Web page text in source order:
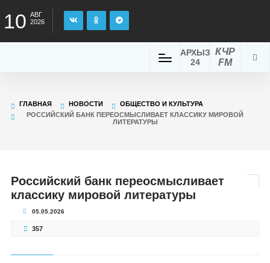
10 АВГ
2026
КЧР
FM
АРХЫЗ
24
ГЛАВНАЯ НОВОСТИ
ОБЩЕСТВО И КУЛЬТУРА
РОССИЙСКИЙ БАНК ПЕРЕОСМЫСЛИВАЕТ КЛАССИКУ МИРОВОЙ
ЛИТЕРАТУРЫ
Российский банк переосмысливает
классику мировой литературы
05.05.2026
357